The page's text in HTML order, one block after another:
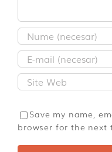
Save my name,
browser for the next